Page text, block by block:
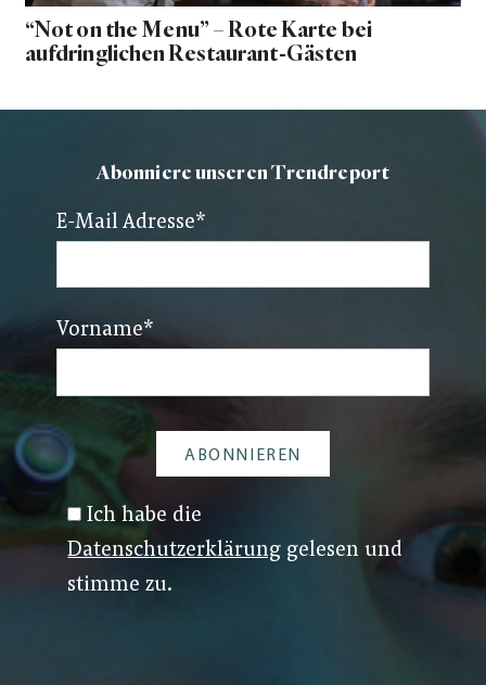
“Not on the Menu” – Rote Karte bei
aufdringlichen Restaurant-Gästen
Abonniere unseren Trendreport
E-Mail Adresse*
Vorname*
Ich habe die
Datenschutzerklärung gelesen und
stimme zu.